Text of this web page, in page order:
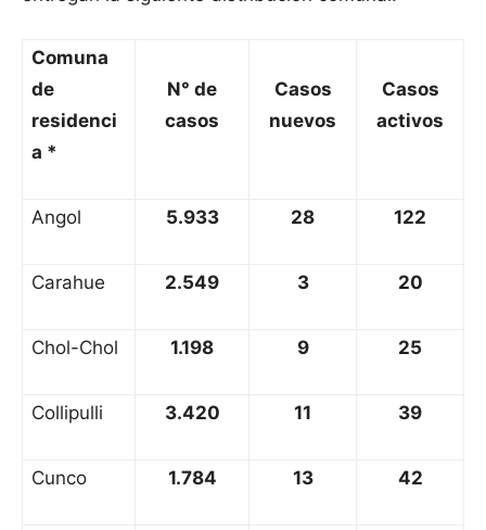
Comuna
de
residenci
a *
N° de
casos
Casos
nuevos
Casos
activos
Angol 5.933 28 122
Carahue 2.549 3 20
Chol-Chol 1.198 9 25
Collipulli 3.420 11 39
Cunco 1.784 13 42